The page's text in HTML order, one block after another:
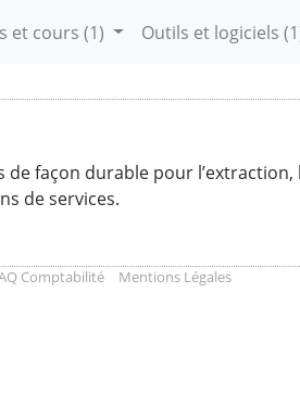
et cours (1) Outils et logiciels
de façon durable pour
de services.
Comptabilité Mentions Légales